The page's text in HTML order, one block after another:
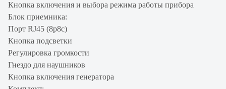
Кнопка включения и выбора режима работы прибора
Блок приемника:
Порт RJ45 (8p8c)
Кнопка подсветки
Регулировка громкости
Гнездо для наушников
Кнопка включения генератора